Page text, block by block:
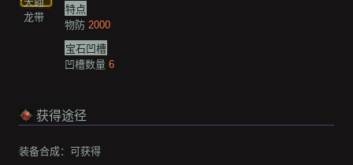
特点
物防 2000
宝石凹槽
凹槽数量 6
获得途径
装备合成： 可获得